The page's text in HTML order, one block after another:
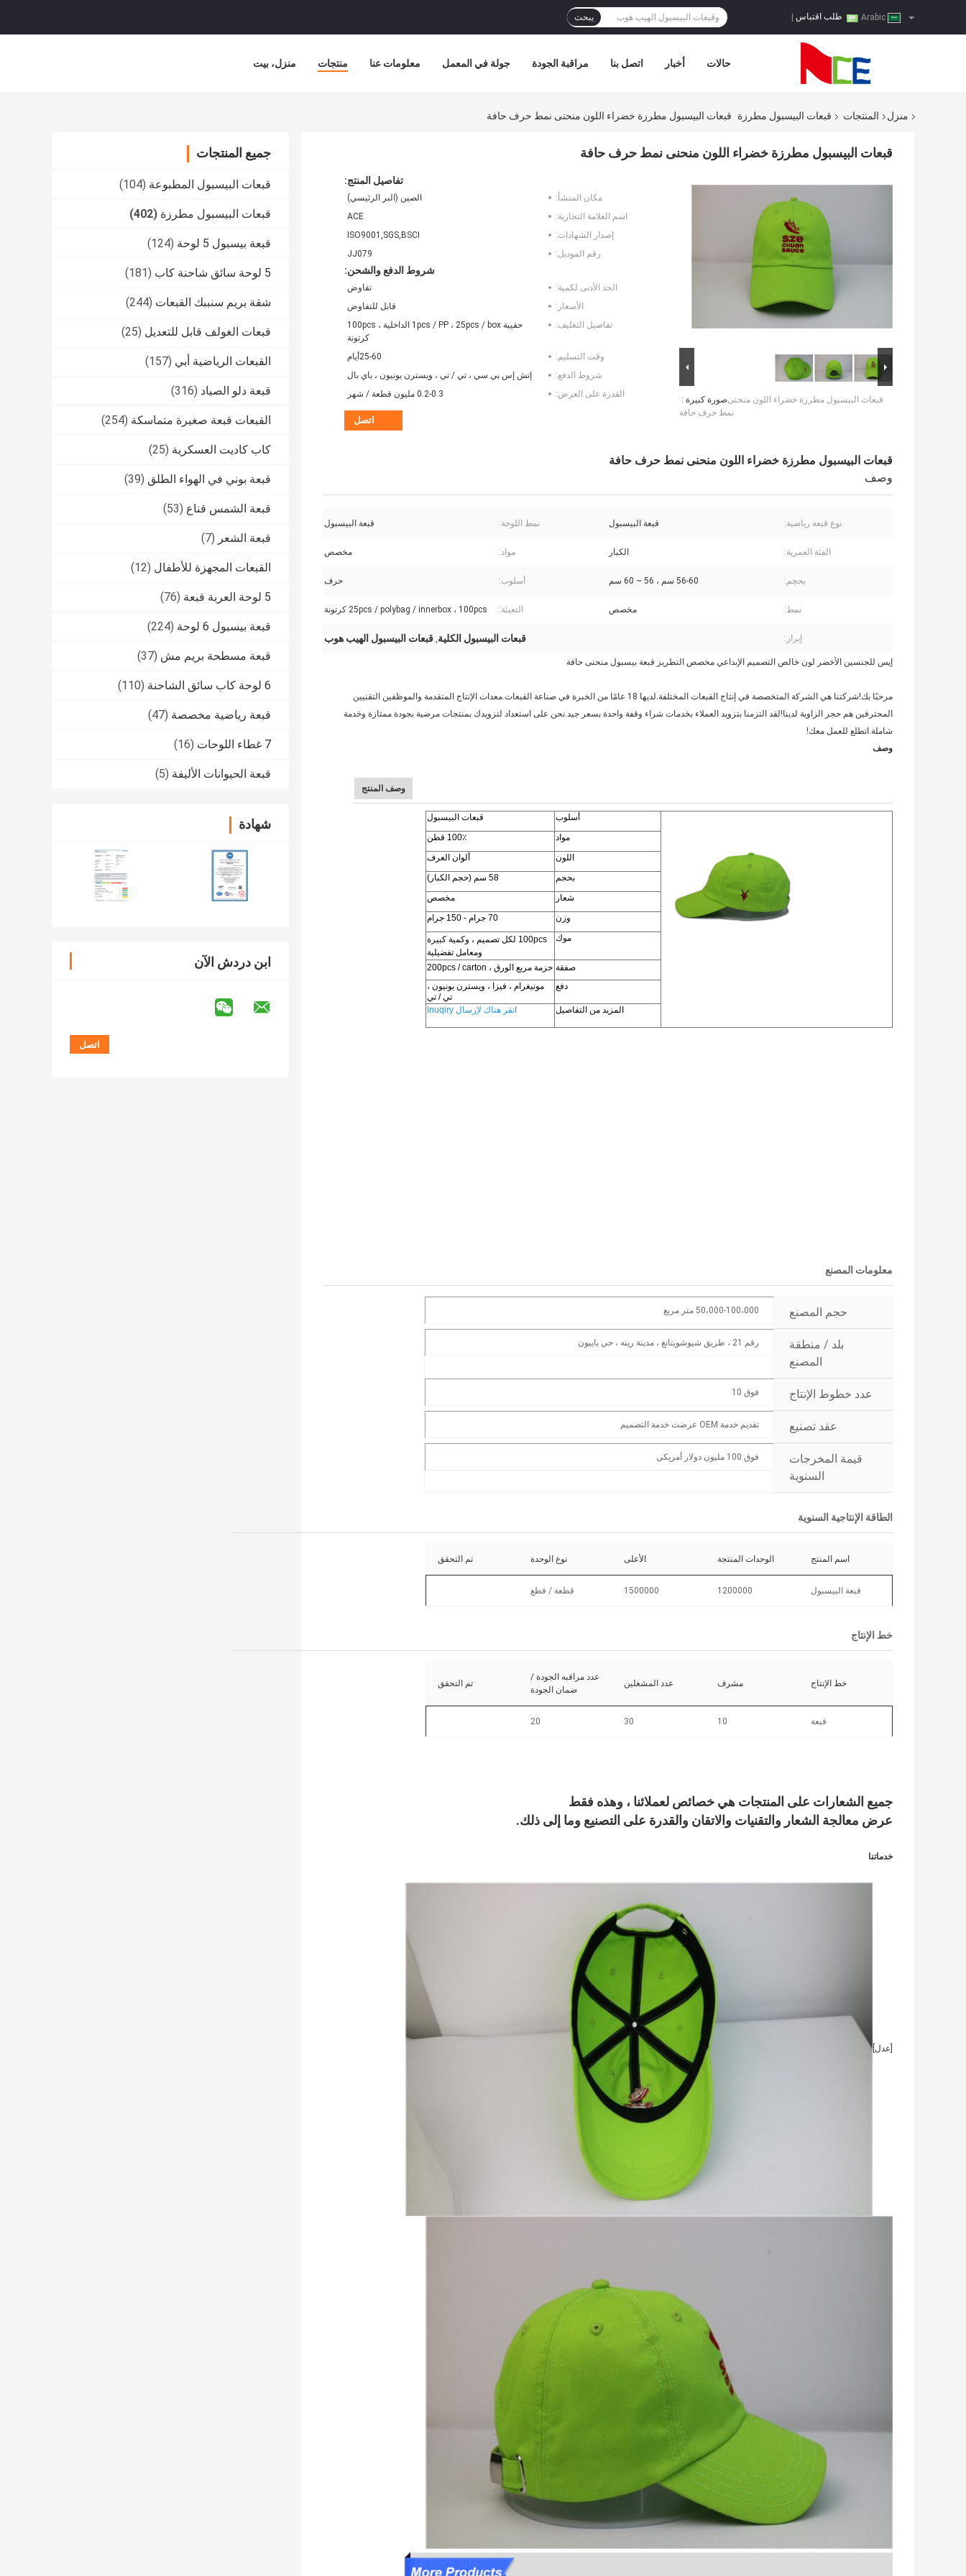
طلب اقتباس يبحث
منزل، بيت منتجات معلومات عنا جولة في المعمل مراقبة الجودة اتصل بنا أخبار حالات
منزل المنتجات قبعات البيسبول مطرزة قبعات البيسبول مطرزة خضراء اللون منحنى نمط حرف حافة
جميع المنتجات
قبعات البيسبول المطبوعة (104)
قبعات البيسبول مطرزة (402)
قبعة بيسبول 5 لوحة (124)
5 لوحة سائق شاحنة كاب (181)
شقة بريم سنببك القبعات (244)
قبعات الغولف قابل للتعديل (25)
القبعات الرياضية أبي (157)
قبعة دلو الصياد (316)
القبعات قبعة صغيرة متماسكة (254)
كاب كاديت العسكرية (25)
قبعة بوني في الهواء الطلق (39)
قبعة الشمس قناع (53)
قبعة الشعر (7)
القبعات المجهزة للأطفال (12)
5 لوحة العربة قبعة (76)
قبعة بيسبول 6 لوحة (224)
قبعة مسطحة بريم مش (37)
6 لوحة كاب سائق الشاحنة (110)
قبعة رياضية مخصصة (47)
7 غطاء اللوحات (16)
قبعة الحيوانات الأليفة (5)
شهادة
ابن دردش الآن
قبعات البيسبول مطرزة خضراء اللون منحنى نمط حرف حافة
صورة كبيرة :قبعات البيسبول مطرزة خضراء اللون منحنى
نمط حرف حافة
تفاصيل المنتج:
مكان المنشأ:
الصين (البر الرئيسي)
اسم العلامة التجارية:
ACE
إصدار الشهادات:
ISO9001,SGS,BSCI
رقم الموديل:
JJ079
شروط الدفع والشحن:
الحد الأدنى لكمية:
تفاوض
الأسعار:
قابل للتفاوض
تفاصيل التغليف:
حقيبة 1pcs / PP ، 25pcs / box الداخلية ، 100pcs
كرتونة
وقت التسليم:
25-60أيام
شروط الدفع:
إتش إس بي سي ، تي / تي ، ويسترن يونيون ، باي بال
القدرة على العرض:
0.2-0.3 مليون قطعة / شهر
اتصل
قبعات البيسبول مطرزة خضراء اللون منحنى نمط حرف حافة
وصف
نوع قبعة رياضية: قبعة البيسبول نمط اللوحة: قبعة البيسبول
الفئة العمرية: الكبار مواد: مخصص
بحجم: 56-60 سم ، 56 ~ 60 سم أسلوب: حرف
نمط: مخصص التعبئة: 25pcs / polybag / innerbox ، 100pcs كرتونة
إبراز: قبعات البيسبول الكلية, قبعات البيسبول الهيب هوب
إيس للجنسين الأخضر لون خالص التصميم الإبداعي مخصص التطريز قبعة بيسبول منحنى حافة
شاملة.اتطلع للعمل معك!
وصف
وصف المنتج
أسلوب
قبعات البيسبول
مواد
100٪ قطن
اللون
ألوان العرف
بحجم
58 سم (حجم الكبار)
شعار
مخصص
وزن
70 جرام - 150 جرام
موك
100pcs لكل تصميم ، وكمية كبيرة
ومعامل تفضيلية
صفقة حزمة مربع الورق ، 200pcs / carton
دفع
مونيغرام ، فيزا ، ويسترن يونيون ،
تي / تي
المزيد من التفاصيل
انقر هناك لإرسال Inuqiry
معلومات المصنع
حجم المصنع 50،000-100،000 متر مربع
بلد / منطقة
المصنع
رقم 21 ، طريق شيوشويتانغ ، مدينة رينه ، حي باييون
عدد خطوط الإنتاج فوق 10
عقد تصنيع تقديم خدمة OEM عرضت خدمة التصميم
قيمة المخرجات
السنوية
فوق 100 مليون دولار أمريكي
الطاقة الإنتاجية السنوية
اسم المنتج الوحدات المنتجة الأعلى نوع الوحدة تم التحقق
قبعة البيسبول 1200000
1500000 قطعة / قطع
خط الإنتاج
خط الإنتاج مشرف عدد المشغلين
عدد مراقبه الجودة /
ضمان الجودة
تم التحقق
قبعة 10
30
20
جميع الشعارات على المنتجات هي خصائص لعملائنا ، وهذه فقط
عرض معالجة الشعار والتقنيات والاتقان والقدرة على التصنيع وما إلى ذلك.
خدماتنا
[عدل]